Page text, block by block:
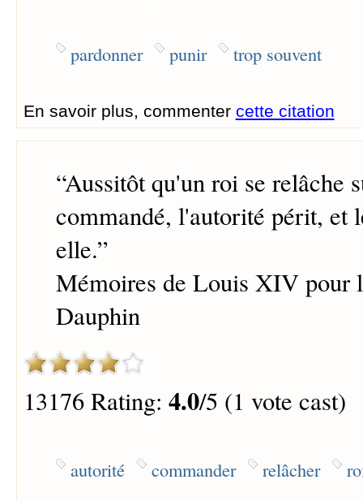
pardonner punir trop souvent
En savoir plus, commenter cette citation
“Aussitôt qu'un roi se relâche
commandé, l'autorité périt, et
elle.”
Mémoires de Louis XIV pour
Dauphin
13176 Rating: 4.0/5 (1 vote cast)
autorité commander relâcher